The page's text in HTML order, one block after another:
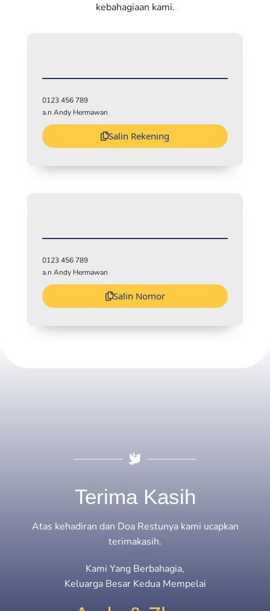
kebahagiaan kami.
0123 456 789
a.n Andy Hermawan
Salin Rekening
0123 456 789
a.n Andy Hermawan
Salin Nomor
Terima Kasih
Atas kehadiran dan Doa Restunya kami ucapkan
terimakasih.
Kami Yang Berbahagia,
Keluarga Besar Kedua Mempelai